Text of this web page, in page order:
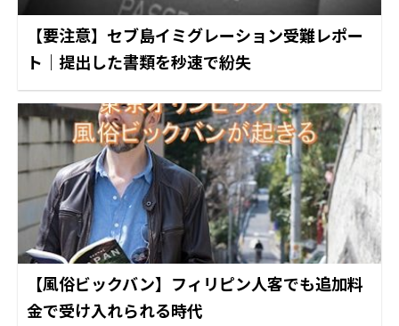
【要注意】セブ島イミグレーション受難レポー
ト｜提出した書類を秒速で紛失
【風俗ビックバン】フィリピン人客でも追加料
金で受け入れられる時代